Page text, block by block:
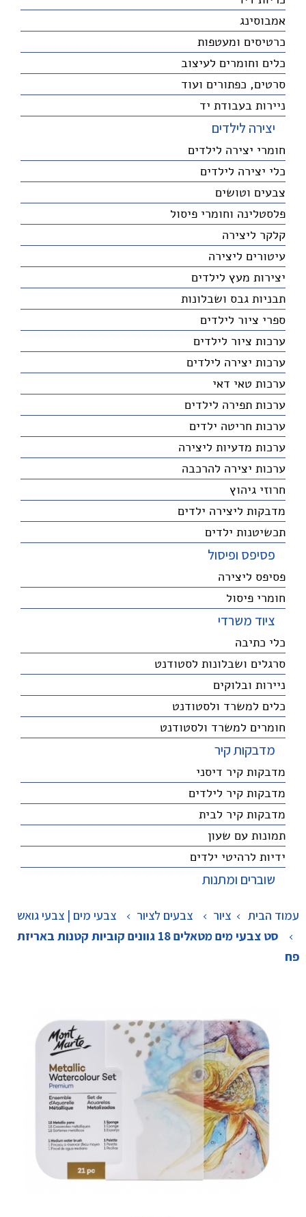
אמבוסינג
כרטיסים ומעטפות
כלים וחומרים לעיצוב
סרטים, כפתורים ועוד
ניירות בעבודת יד
יצירה לילדים
חומרי יצירה לילדים
כלי יצירה לילדים
צבעים וטושים
פלסטלינה וחומרי פיסול
קלקר ליצירה
עיטורים ליצירה
יצירות מעץ לילדים
תבניות גבס ושבלונות
ספרי ציור לילדים
ערכות ציור לילדים
ערכות יצירה לילדים
ערכות טאי דאי
ערכות תפירה לילדים
ערכות חריטה ילדים
ערכות מדעיות ליצירה
ערכות יצירה להרכבה
חרוזי גיהוץ
מדבקות ליצירה ילדים
תכשיטנות ילדים
פסיפס ופיסול
פסיפס ליצירה
חומרי פיסול
ציוד משרדי
כלי כתיבה
סרגלים ושבלונות לסטודנט
ניירות ובלוקים
כלים למשרד ולסטודנט
חומרים למשרד ולסטודנט
מדבקות קיר
מדבקות קיר דיסני
מדבקות קיר לילדים
מדבקות קיר לבית
תמונות עם שעון
ידיות לרהיטי ילדים
שוברים ומתנות
עמוד הבית ציור > צבעים לציור > צבעי מים | צבעי גואש
>
סט צבעי מים מטאלים 18 גוונים קוביות קטנות באריזת
פח